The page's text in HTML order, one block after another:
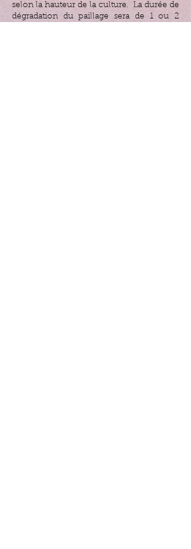
selon la hauteur de la culture. La durée de
dégradation du paillage sera de 1 ou 2